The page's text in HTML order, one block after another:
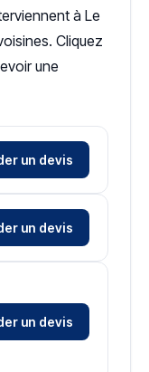
à Le
Cliquez
une
un devis
un devis
un devis